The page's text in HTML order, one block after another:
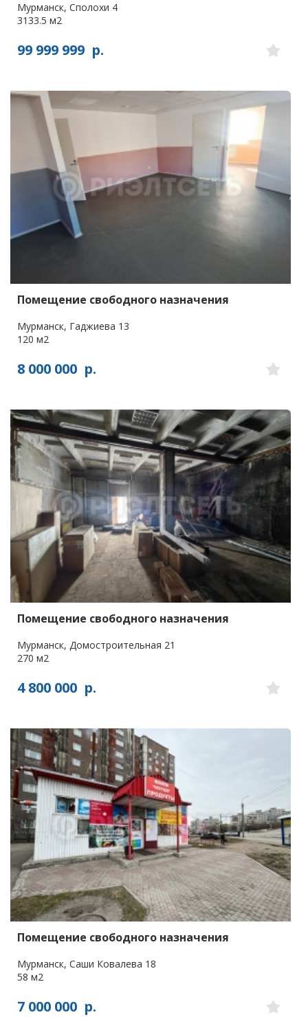
Мурманск, Сполохи 4
3133.5 м2
99 999 999 р.
Помещение свободного назначения
Мурманск, Гаджиева 13
120 м2
8 000 000 р.
Помещение свободного назначения
Мурманск, Домостроительная 21
270 м2
4 800 000 р.
Помещение свободного назначения
Мурманск, Саши Ковалева 18
58 м2
7 000 000 р.